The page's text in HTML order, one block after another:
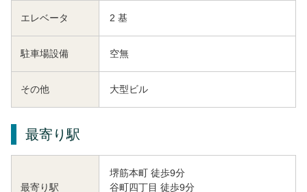
エレベータ 2 基
駐車場設備 空無
その他 大型ビル
最寄り駅
最寄り駅
堺筋本町 徒歩9分
谷町四丁目 徒歩9分